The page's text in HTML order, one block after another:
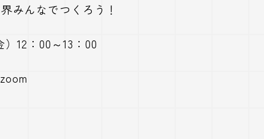
みんなでつくろう！
12 ：00～13 ： 00
zoom